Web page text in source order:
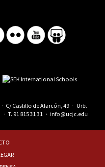
C/ Castillo de Alarcón, 49 · Urb.
· T. 91 815 31 31 · info@ucjc.edu